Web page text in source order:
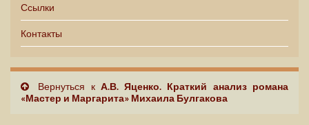
Ссылки
Контакты
Вернуться к А.В. Яценко. Краткий анализ романа
«Мастер и Маргарита» Михаила Булгакова